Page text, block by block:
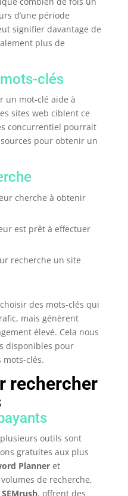
d’une période
signifier davantage de
plus de
clés
un mot-clé aide à
sites web ciblent ce
concurrentiel pourrait
pour obtenir un
cherche à obtenir
est prêt à effectuer
recherche un site
des mots-clés qui
mais génèrent
élevé. Cela nous
disponibles pour
mots-clés.
rechercher
outils sont
gratuites aux plus
Planneret
de recherche,
SEMrush, offrent des